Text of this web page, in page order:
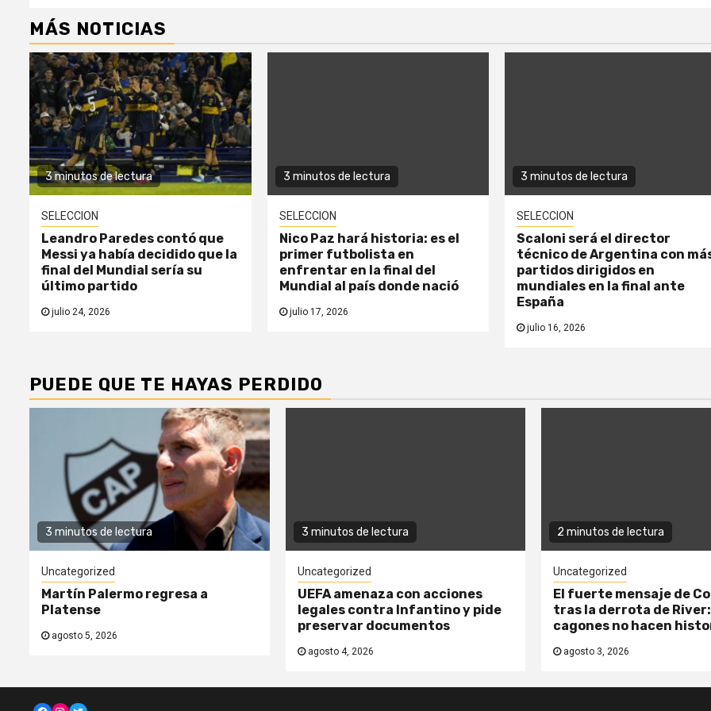
MÁS NOTICIAS
3 minutos de lectura
SELECCION
Leandro Paredes contó que
Messi ya había decidido que la
final del Mundial sería su
último partido
julio 24, 2026
3 minutos de lectura
SELECCION
Nico Paz hará historia: es el
primer futbolista en
enfrentar en la final del
Mundial al país donde nació
julio 17, 2026
3 minutos de lectura
SELECCION
Scaloni será el director
técnico de Argentina con
partidos dirigidos en
mundiales en la final ante
España
julio 16, 2026
PUEDE QUE TE HAYAS PERDIDO
3 minutos de lectura
Uncategorized
Martín Palermo regresa a
Platense
agosto 5, 2026
3 minutos de lectura
Uncategorized
UEFA amenaza con acciones
legales contra Infantino y pide
preservar documentos
agosto 4, 2026
2 minutos de lectura
Uncategorized
El fuerte mensaje de
tras la derrota de
cagones no hacen
agosto 3, 2026